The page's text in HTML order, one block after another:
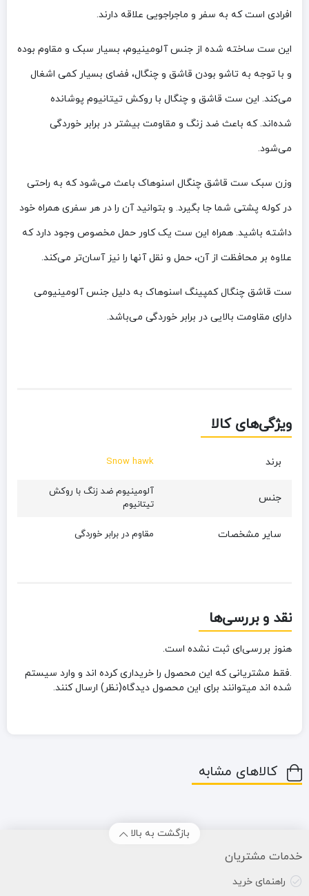
افرادی است که به سفر و ماجراجویی علاقه دارند.
این ست ساخته شده از جنس آلومینیوم، بسیار سبک و مقاوم بوده
و با توجه به تاشو بودن قاشق و چنگال، فضای بسیار کمی اشغال
می‌کند. این ست قاشق و چنگال با روکش تیتانیوم پوشانده
شده‌اند. که باعث ضد زنگ و مقاومت بیشتر در برابر خوردگی
می‌شود.
وزن سبک ست قاشق چنگال اسنوهاک باعث می‌شود که به راحتی
در کوله‌ پشتی شما جا بگیرد. و بتوانید آن را در هر سفری همراه خود
داشته باشید. همراه این ست یک کاور حمل مخصوص وجود دارد که
علاوه بر محافظت از آن، حمل و نقل آنها را نیز آسان‌تر می‌کند.
ست قاشق چنگال کمپینگ اسنوهاک به دلیل جنس آلومینیومی
دارای مقاومت بالایی در برابر خوردگی می‌باشد.
ویژگی‌های کالا
برند Snow hawk
جنس
آلومینیوم ضد زنگ با روکش
تیتانیوم
سایر مشخصات مقاوم در برابر خوردگی
نقد و بررسی‌ها
هنوز بررسی‌ای ثبت نشده است.
.فقط مشتریانی که این محصول را خریداری کرده اند و وارد سیستم
شده اند میتوانند برای این محصول دیدگاه(نظر) ارسال کنند.
کالاهای مشابه
بازگشت به بالا
خدمات مشتریان
راهنمای خرید